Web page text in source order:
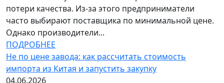
потери качества. Из-за этого предприниматели
часто выбирают поставщика по минимальной цене.
Однако производители...
ПОДРОБНЕЕ
Не по цене завода: как рассчитать стоимость
импорта из Китая и запустить закупку
04.06.2026